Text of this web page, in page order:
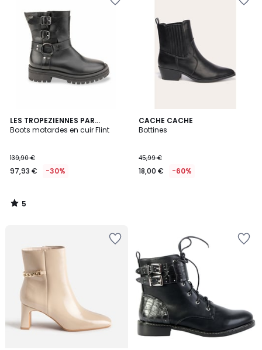
LES TROPEZIENNES PAR
M.BELARBI
Boots motardes en cuir Flint
139,90 €
97,93 € -30%
5
/
5
/
CACHE CACHE
Bottines
45,99 €
18,00 € -60%